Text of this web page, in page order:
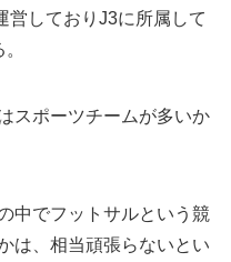
営しておりJ3に所属して
スポーツチームが多いか
中でフットサルという競
は、相当頑張らないとい